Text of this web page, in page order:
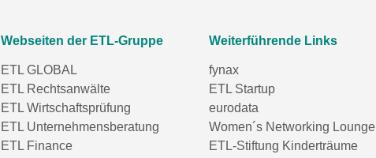
Webseiten der ETL-Gruppe
ETL GLOBAL
ETL Rechtsanwälte
ETL Wirtschaftsprüfung
ETL Unternehmensberatung
ETL Finance
Weiterführende Links
fynax
ETL Startup
eurodata
Women´s Networking Lounge
ETL-Stiftung Kinderträume